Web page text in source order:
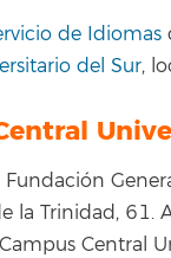
de Idiomas
del Sur,
Fundación
la Trinidad, 61.
Central